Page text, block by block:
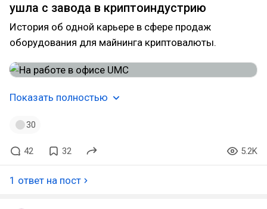
ушла с завода в криптоиндустрию
История об одной карьере в сфере продаж
оборудования для майнинга криптовалюты.
Показать полностью
30
42 32 5.2K
1 ответ на пост